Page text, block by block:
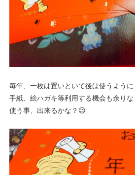
毎年、一枚は置いといて後は使うように
手紙、絵ハガキ等利用する機会も余り
使う事、出来るかな？😉